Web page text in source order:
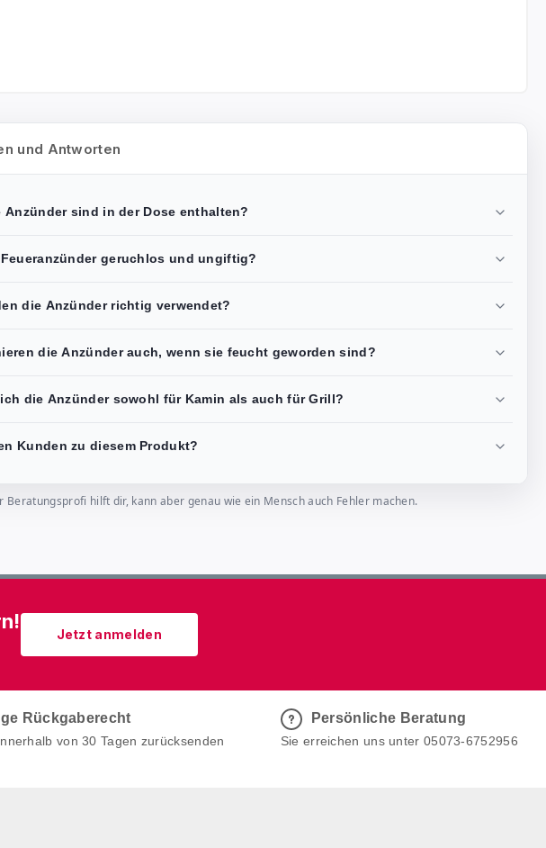
und Antworten
Anzünder sind in der Dose enthalten?
geruchlos und ungiftig?
die Anzünder richtig verwendet?
die Anzünder auch, wenn sie feucht geworden sind?
die Anzünder sowohl für Kamin als auch für Grill?
Kunden zu diesem Produkt?
Beratungsprofi hilft dir, kann aber genau wie ein Mensch auch Fehler machen.
Jetzt anmelden
Rückgaberecht
von 30 Tagen zurücksenden
Persönliche Beratung
Sie erreichen uns unter 05073-6752956